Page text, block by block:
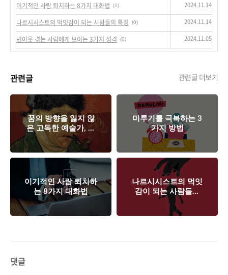
이기적인 사람 퇴치하는 8가지 대화법 (1) 2024.11.14
나르시시스트의 먹잇감이 되는 사람들의 특징 (0) 2024.11.14
번아웃 겪는 사람에게 보이는 3가지 성격 (0) 2024.11.05
관련글 관련글 더보기
꿈의 방향을 잃지 않
은 고독한 예술가, 반
고흐
미루기를 극복하는 3
가지 방법
이기적인 사람 퇴치하
는 8가지 대화법
나르시시스트의 먹잇
감이 되는 사람들의
특징
댓글